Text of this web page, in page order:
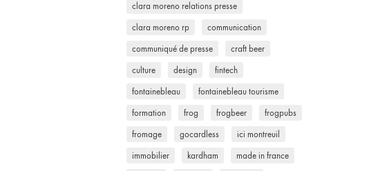
clara moreno relations presse
clara moreno rp communication
communiqué de presse craft beer
culture design fintech
fontainebleau fontainebleau tourisme
formation frog frogbeer frogpubs
fromage gocardless ici montreuil
immobilier kardham made in france